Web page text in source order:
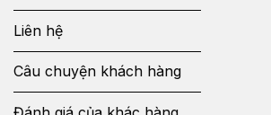
Liên hệ
Câu chuyện khách hàng